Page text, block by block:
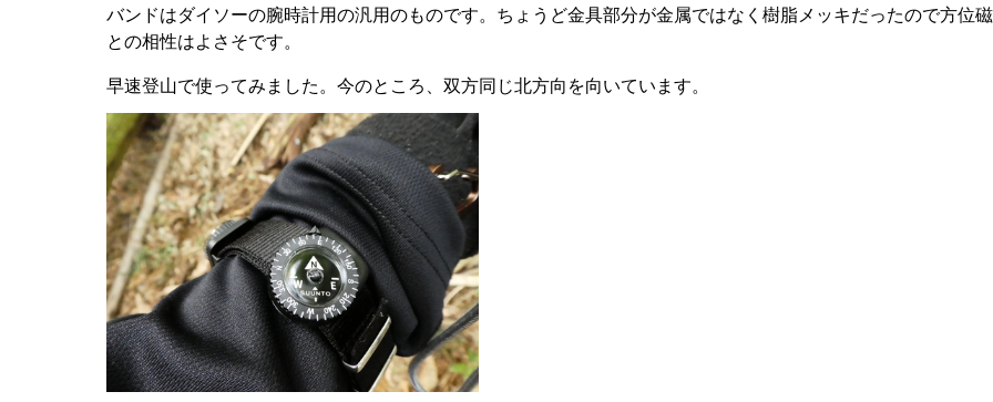
バンドはダイソーの腕時計用の汎用のものです。ちょうど金具部分が金属ではなく樹脂メッキだったので方位
との相性はよさそです。
早速登山で使ってみました。今のところ、双方同じ北方向を向いています。